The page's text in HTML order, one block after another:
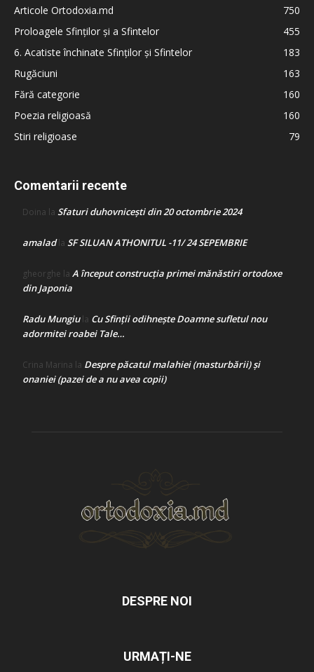
Articole Ortodoxia.md
750
Proloagele Sfinților și a Sfintelor
455
6. Acatiste închinate Sfinților și Sfintelor
183
Rugăciuni
163
Fără categorie
160
Poezia religioasă
160
Stiri religioase
79
Comentarii recente
Doina la Sfaturi duhovnicești din 20 octombrie 2024
amaladla SF SILUAN ATHONITUL -11/ 24 SEPEMBRIE
gheorghe la A început construcţia primei mănăstiri ortodoxe
din Japonia
Radu Mungiula Cu Sfinții odihnește Doamne sufletul nou
adormitei roabei Tale…
Crina Marina la Despre păcatul malahiei (masturbării) şi
onaniei (pazei de a nu avea copii)
DESPRE NOI
URMAȚI-NE